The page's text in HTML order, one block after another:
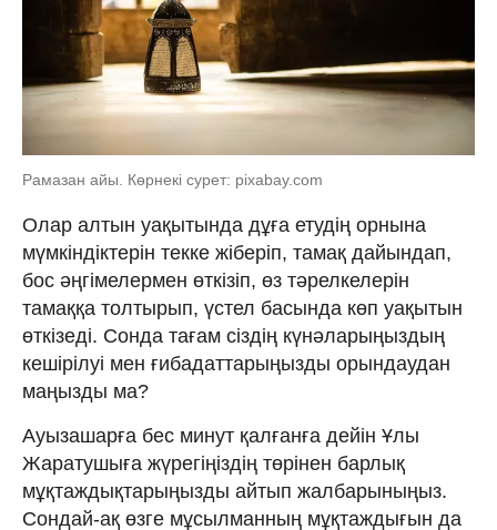
Рамазан айы. Көрнекі сурет: pixabay.com
Олар алтын уақытында дұға етудің орнына
мүмкіндіктерін текке жіберіп, тамақ дайындап,
бос әңгімелермен өткізіп, өз тәрелкелерін
тамаққа толтырып, үстел басында көп уақытын
өткізеді. Сонда тағам сіздің күнәларыңыздың
кешірілуі мен ғибадаттарыңызды орындаудан
маңызды ма?
Ауызашарға бес минут қалғанға дейін Ұлы
Жаратушыға жүрегіңіздің төрінен барлық
мұқтаждықтарыңызды айтып жалбарыныңыз.
Сондай-ақ өзге мұсылманның мұқтаждығын да